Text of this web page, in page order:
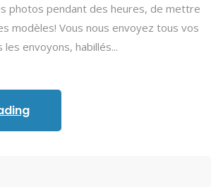
photos pendant des heures, de mettre
modèles! Vous nous envoyez tous vos
envoyons, habillés...